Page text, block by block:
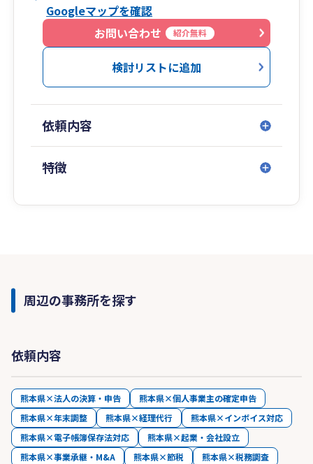
Googleマップを確認
お問い合わせ
紹介無料
検討リストに追加
依頼内容
特徴
周辺の事務所を探す
依頼内容
熊本県×法人の決算・申告
熊本県×個人事業主の確定申告
熊本県×年末調整
熊本県×経理代行
熊本県×インボイス対応
熊本県×電子帳簿保存法対応
熊本県×起業・会社設立
熊本県×事業承継・M&A
熊本県×節税
熊本県×税務調査